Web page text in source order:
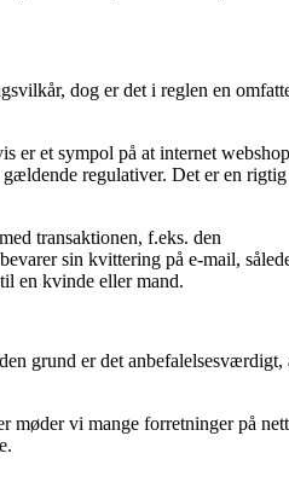
dog er det i reglen en
er et sympol på at internet
regulativer. Det er en
transaktionen, f.eks. den
sin kvittering på e-mail,
en kvinde eller mand.
grund er det anbefalelsesværdigt,
møder vi mange forretninger på